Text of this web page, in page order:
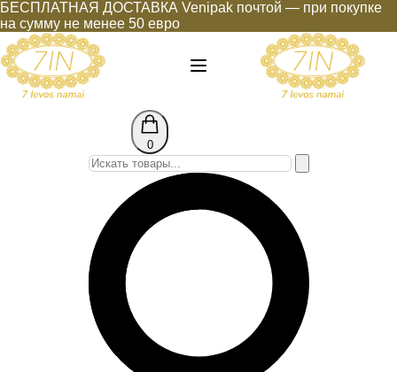
БЕСПЛАТНАЯ ДОСТАВКА Venipak почтой — при покупке
на сумму не менее 50 евро
0